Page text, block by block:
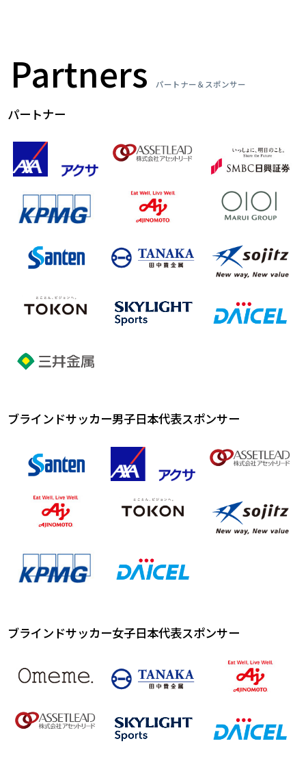
Partners パートナー＆スポンサー
パートナー
ブラインドサッカー男子日本代表スポンサー
ブラインドサッカー女子日本代表スポンサー